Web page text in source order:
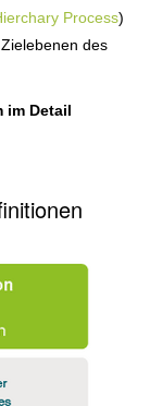
Process)
des
im Detail